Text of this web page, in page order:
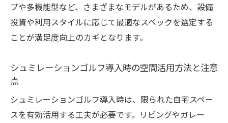
プや多機能型など、さまざまなモデルがあるため、設備
投資や利用スタイルに応じて最適なスペックを選定する
ことが満足度向上のカギとなります。
シュミレーションゴルフ導入時の空間活用方法と注意
点
シュミレーションゴルフ導入時は、限られた自宅スペー
スを有効活用する工夫が必要です。リビングやガレー